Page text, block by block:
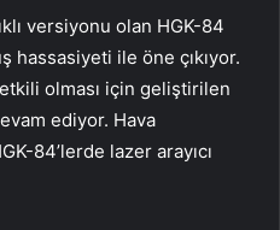
versiyonu olan HGK-84
hassasiyeti ile öne çıkıyor.
olması için geliştirilen
ediyor. Hava
84’lerde lazer arayıcı